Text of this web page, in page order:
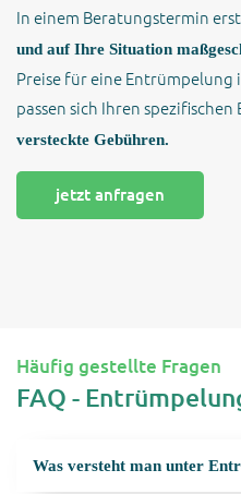
In einem Beratungstermin
und auf Ihre Situation
Preise für eine Entrümpelung
passen sich Ihren
versteckte Gebühren.
jetzt anfragen
Häufig gestellte Fragen
FAQ -
Was versteht man unter